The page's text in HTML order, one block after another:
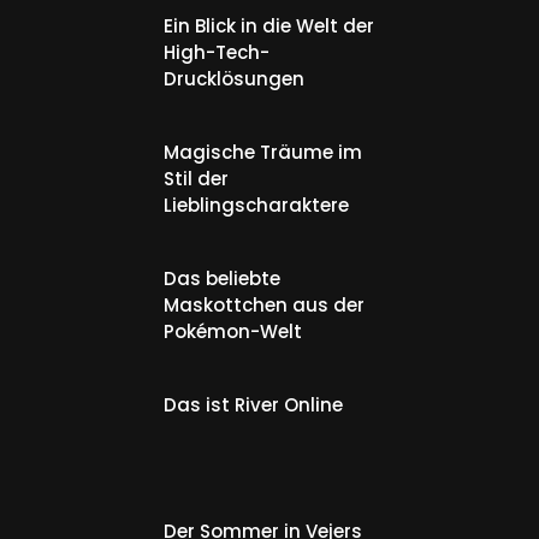
Ein Blick in die Welt der
High-Tech-
Drucklösungen
Magische Träume im
Stil der
Lieblingscharaktere
Das beliebte
Maskottchen aus der
Pokémon-Welt
Das ist River Online
Der Sommer in Vejers